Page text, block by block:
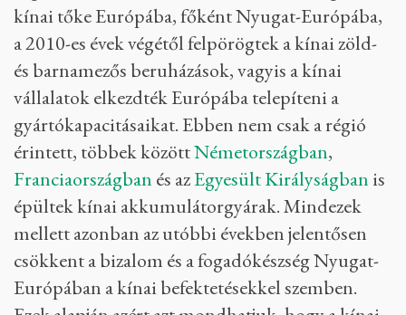
kínai tőke Európába, főként Nyugat-Európába,
a 2010-es évek végétől felpörögtek a kínai zöld-
és barnamezős beruházások, vagyis a kínai
vállalatok elkezdték Európába telepíteni a
gyártókapacitásaikat. Ebben nem csak a régió
érintett, többek közöttNémetországban,
Franciaországban és azEgyesült Királyságban is
épültek kínai akkumulátorgyárak. Mindezek
mellett azonban az utóbbi években jelentősen
csökkent a bizalom és a fogadókészség Nyugat-
Európában a kínai befektetésekkel szemben.